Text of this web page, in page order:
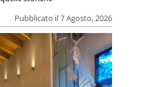
Pubblicato il 7 Agosto, 2026